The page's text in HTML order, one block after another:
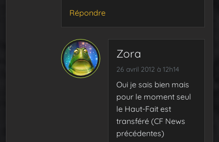
Répondre
Zora
26 avril 2012 à 12h14
Oui je sais bien mais
pour le moment seul
le Haut-Fait est
transféré (CF News
précédentes)